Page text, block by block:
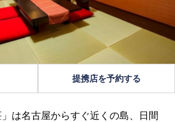
提携店を予約する
は名古屋からすぐ近くの島、日間